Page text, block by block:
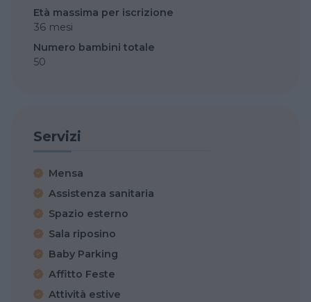
Età massima per iscrizione
36 mesi
Numero bambini totale
50
Servizi
Mensa
Assistenza sanitaria
Spazio esterno
Sala riposino
Baby Parking
Affitto Feste
Attività estive